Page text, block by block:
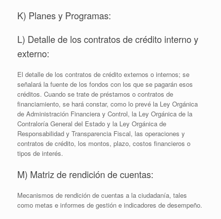
K) Planes y Programas:
L) Detalle de los contratos de crédito interno y
externo:
El detalle de los contratos de crédito externos o internos; se
señalará la fuente de los fondos con los que se pagarán esos
créditos. Cuando se trate de préstamos o contratos de
financiamiento, se hará constar, como lo prevé la Ley Orgánica
de Administración Financiera y Control, la Ley Orgánica de la
Contraloría General del Estado y la Ley Orgánica de
Responsabilidad y Transparencia Fiscal, las operaciones y
contratos de crédito, los montos, plazo, costos financieros o
tipos de interés.
M) Matriz de rendición de cuentas:
Mecanismos de rendición de cuentas a la ciudadanía, tales
como metas e informes de gestión e indicadores de desempeño.